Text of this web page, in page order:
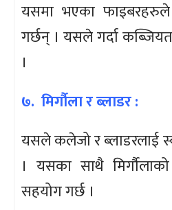
यसमा भएका
गर्छन् । यसले गर्दा
।
७. मिर्गौला र ब्लाडर :
यसले कलेजो र ब्लाडरलाई
। यसका साथै
सहयोग गर्छ ।